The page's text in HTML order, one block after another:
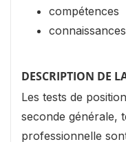
compétences
connaissances
DESCRIPTION DE
Les tests de
seconde générale,
professionnelle